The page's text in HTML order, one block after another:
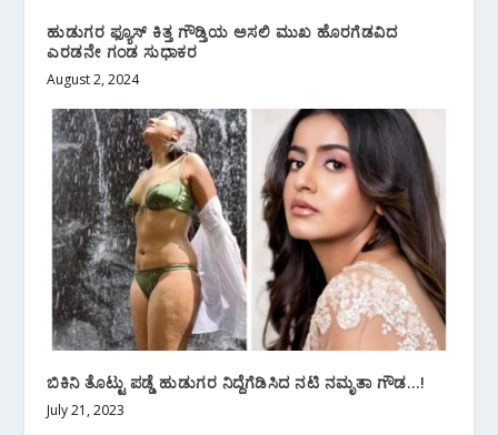
ಹುಡುಗರ ಫ್ಯೂಸ್ ಕಿತ್ತ ಗೌಡ್ತಿಯ ಅಸಲಿ ಮುಖ ಹೊರಗೆಡವಿದ
ಎರಡನೇ ಗಂಡ ಸುಧಾಕರ
August 2, 2024
ಬಿಕಿನಿ ತೊಟ್ಟು ಪಡ್ಡೆ ಹುಡುಗರ ನಿದ್ದೆಗೆಡಿಸಿದ ನಟಿ ನಮೃತಾ ಗೌಡ…!
July 21, 2023